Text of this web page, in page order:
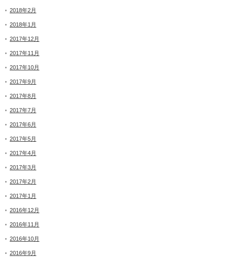
2018年2月
2018年1月
2017年12月
2017年11月
2017年10月
2017年9月
2017年8月
2017年7月
2017年6月
2017年5月
2017年4月
2017年3月
2017年2月
2017年1月
2016年12月
2016年11月
2016年10月
2016年9月